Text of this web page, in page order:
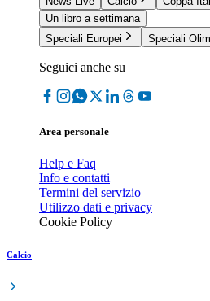
Un libro a settimana
Speciali Europei
Speciali
Seguici anche su
Area personale
Help e Faq
Info e contatti
Termini del servizio
Utilizzo dati e privacy
Cookie Policy
Calcio